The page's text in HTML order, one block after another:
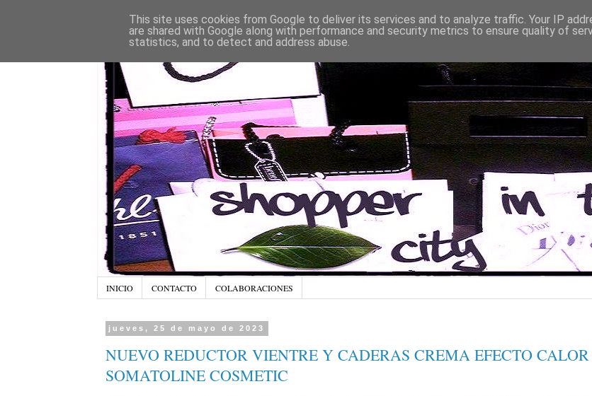
INICIO CONTACTO COLABORACIONES
jueves, 25 de mayo de 2023
NUEVO REDUCTOR VIENTRE Y CADERAS CREMA EFECTO CALOR
SOMATOLINE COSMETIC
This site uses cookies from Google to deliver its services and to analyze traffic. Your IP
are shared with Google along with performance and security metrics to ensure quality of
statistics, and to detect and address abuse.